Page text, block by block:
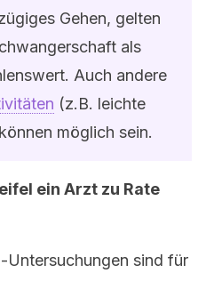
Gehen, gelten
als
Auch andere
(z.B. leichte
möglich sein.
ein Arzt zu Rate
Untersuchungen sind für